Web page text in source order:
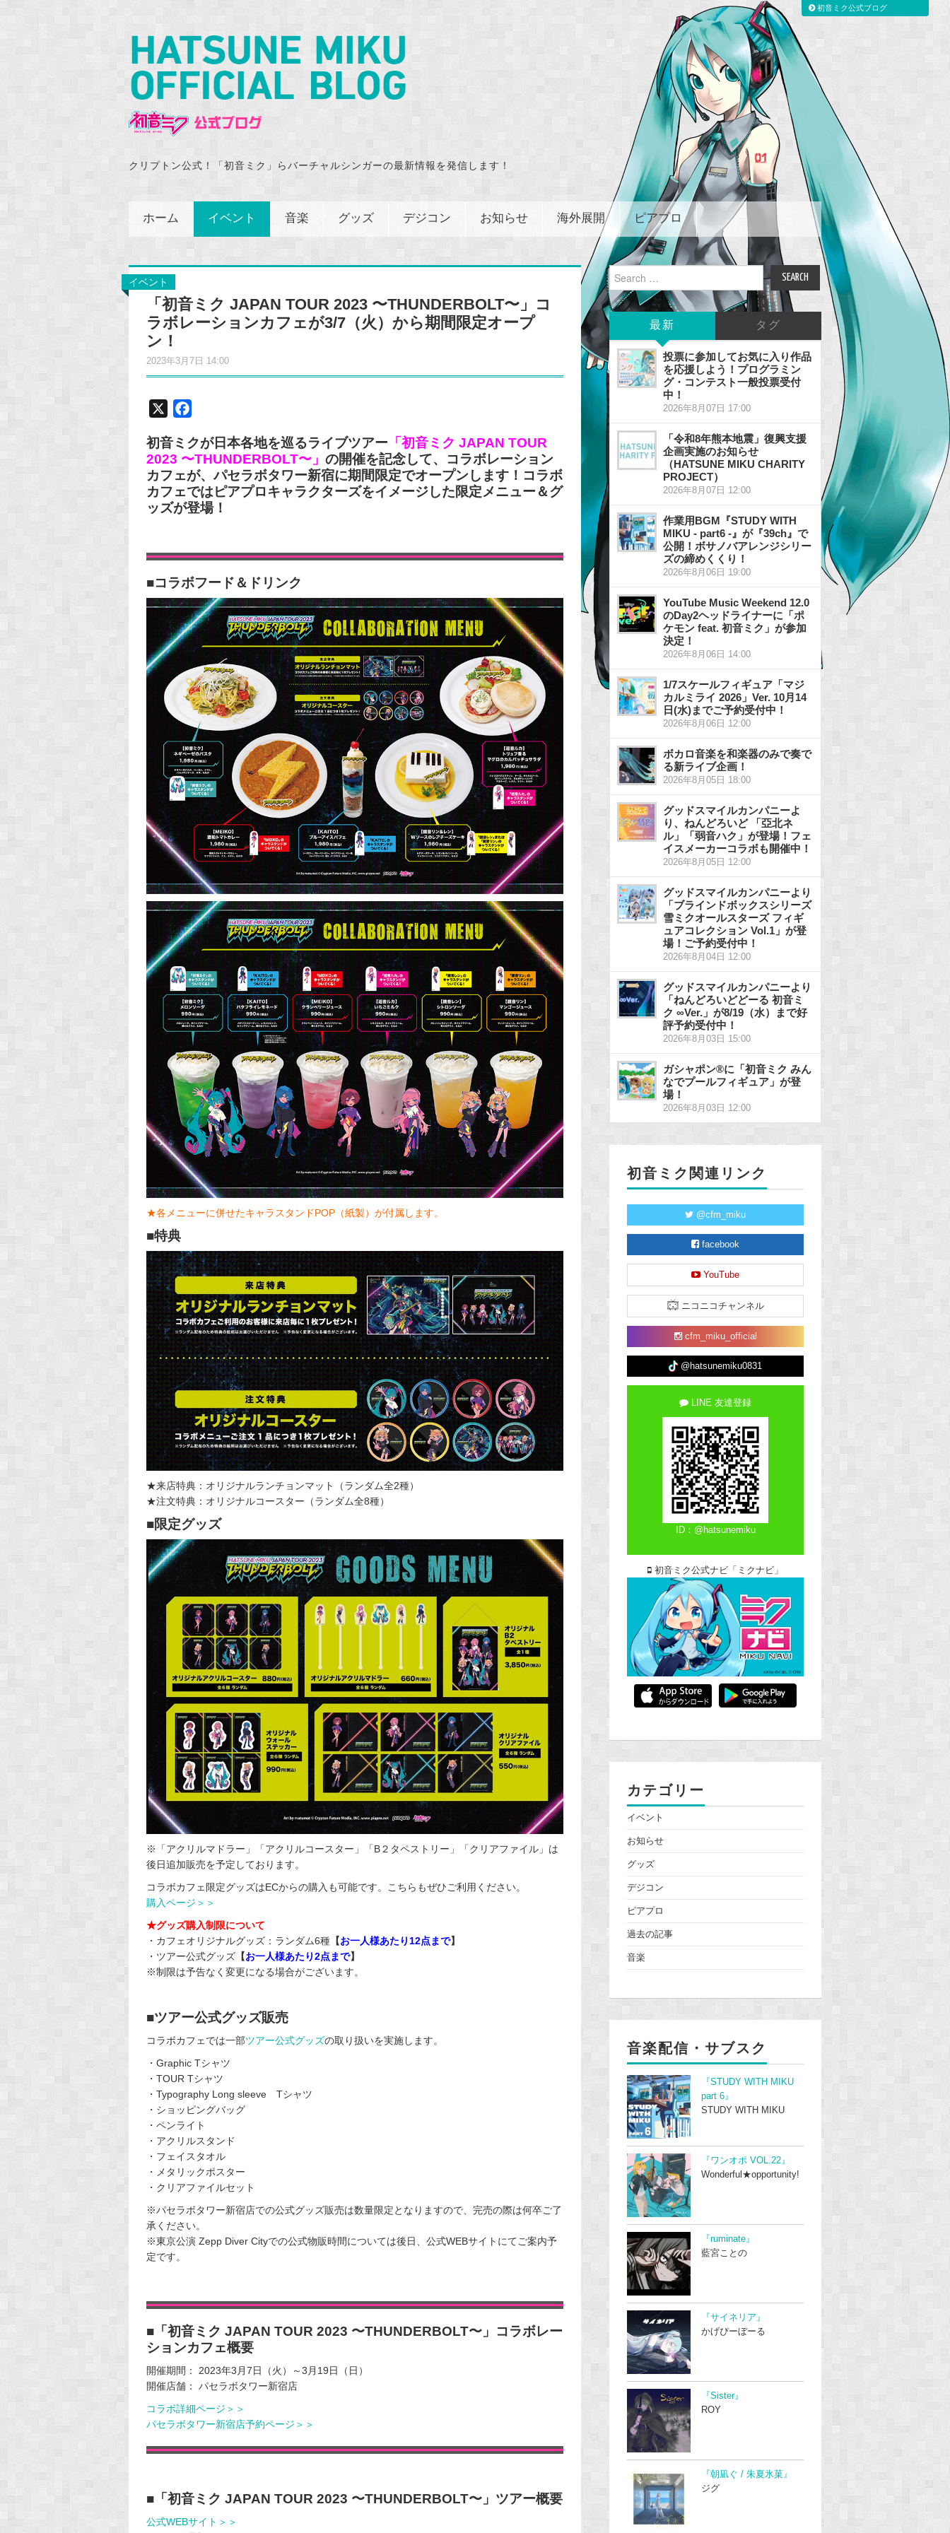
クリプトン公式！「初音ミク」らバーチャルシンガーの最新情報を発信します！
ホーム イベント 音楽 グッズ デジコン お知らせ 海外展開 ピアプロ
イベント
「初音ミク JAPAN TOUR 2023 〜THUNDERBOLT〜」コ
ラボレーションカフェが3/7（火）から期間限定オープ
ン！
2023年3月7日 14:00
c
e
b
o
初音ミクが日本各地を巡るライブツアー 「初音ミク JAPAN TOUR
2023 〜THUNDERBOLT〜」 の開催を記念して、コラボレーション
カフェが、パセラボタワー新宿に期間限定でオープンします！コラボ
カフェではピアプロキャラクターズをイメージした限定メニュー＆グ
ッズが登場！
■コラボフード＆ドリンク
★各メニューに併せたキャラスタンドPOP（紙製）が付属します。
■特典
★来店特典：オリジナルランチョンマット（ランダム全2種）
★注文特典：オリジナルコースター（ランダム全8種）
■限定グッズ
※「アクリルマドラー」「アクリルコースター」「B２タペストリー」「クリアファイル」は
後日追加販売を予定しております。
コラボカフェ限定グッズはECからの購入も可能です。こちらもぜひご利用ください。
購入ページ＞＞
★グッズ購入制限について
・カフェオリジナルグッズ：ランダム6種 【お一人様あたり12点まで】
・ツアー公式グッズ 【お一人様あたり2点まで】
※制限は予告なく変更になる場合がございます。
■ツアー公式グッズ販売
コラボカフェでは一部ツアー公式グッズの取り扱いを実施します。
・Graphic Tシャツ
・TOUR Tシャツ
・Typography Long sleeve Tシャツ
・ショッピングバッグ
・ペンライト
・アクリルスタンド
・フェイスタオル
・メタリックポスター
・クリアファイルセット
※パセラボタワー新宿店での公式グッズ販売は数量限定となりますので、完売の際は何卒ご了
承ください。
※東京公演 Zepp Diver Cityでの公式物販時間については後日、公式WEBサイトにてご案内予
定です。
■「初音ミク JAPAN TOUR 2023 〜THUNDERBOLT〜」コラボレー
ションカフェ概要
開催期間： 2023年3月7日（火）～3月19日（日）
開催店舗： パセラボタワー新宿店
コラボ詳細ページ＞＞
パセラボタワー新宿店予約ページ＞＞
■「初音ミク JAPAN TOUR 2023 〜THUNDERBOLT〜」ツアー概要
公式WEBサイト＞＞
Search
for:
最新 タグ
投票に参加してお気に入り作品
を応援しよう！プログラミン
グ・コンテスト一般投票受付
中！
2026年8月07日 17:00
「令和8年熊本地震」復興支援
企画実施のお知らせ
（HATSUNE MIKU CHARITY
PROJECT）
2026年8月07日 12:00
作業用BGM『STUDY WITH
MIKU - part6 -』が『39ch』で
公開！ボサノバアレンジシリー
ズの締めくくり！
2026年8月06日 19:00
YouTube Music Weekend 12.0
のDay2ヘッドライナーに「ポ
ケモン feat. 初音ミク」が参加
決定！
2026年8月06日 14:00
1/7スケールフィギュア「マジ
カルミライ 2026」Ver. 10月14
日(水)までご予約受付中！
2026年8月06日 12:00
ボカロ音楽を和楽器のみで奏で
る新ライブ企画！
2026年8月05日 18:00
グッドスマイルカンパニーよ
り、ねんどろいど 「亞北ネ
ル」「弱音ハク」が登場！フェ
イスメーカーコラボも開催中！
2026年8月05日 12:00
グッドスマイルカンパニーより
「ブラインドボックスシリーズ
雪ミクオールスターズ フィギ
ュアコレクション Vol.1」が登
場！ご予約受付中！
2026年8月04日 12:00
グッドスマイルカンパニーより
「ねんどろいどどーる 初音ミ
ク ∞Ver.」が8/19（水）まで好
評予約受付中！
2026年8月03日 15:00
ガシャポン®に「初音ミク みん
なでプールフィギュア」が登
場！
2026年8月03日 12:00
初音ミク関連リンク
@cfm_miku
facebook
YouTube
ニコニコチャンネル
cfm_miku_official
@hatsunemiku0831
LINE 友達登録
ID：@hatsunemiku
初音ミク公式ナビ「ミクナビ」
カテゴリー
イベント
お知らせ
グッズ
デジコン
ピアプロ
過去の記事
音楽
音楽配信・サブスク
『STUDY WITH MIKU
part 6』
STUDY WITH MIKU
『ワンオポ VOL.22』
Wonderful★opportunity!
『ruminate』
藍宮ことの
『サイネリア』
かげぴーぼーる
『Sister』
ROY
『朝凪ぐ / 朱夏氷菓』
ジグ
初音ミク公式ブログ